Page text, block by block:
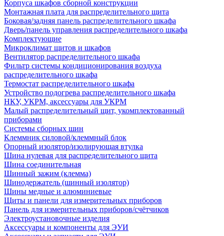
Корпуса шкафов сборной конструкции
Монтажная плата для распределительного щита
Боковая/задняя панель распределительного шкафа
Дверь/панель управления распределительного шкафа
Комплектующие
Микроклимат щитов и шкафов
Вентилятор распределительного шкафа
Фильтр системы кондиционирования воздуха
распределительного шкафа
Термостат распределительного шкафа
Устройство подогрева распределительного шкафа
НКУ, УКРМ, аксессуары для УКРМ
Малый распределительный щит, укомплектованный
приборами
Системы сборных шин
Клеммник силовой/клеммный блок
Опорный изолятор/изолирующая втулка
Шина нулевая для распределительного щита
Шина соединительная
Шинный зажим (клемма)
Шинодержатель (шинный изолятор)
Шины медные и алюминиевые
Щиты и панели для измерительных приборов
Панель для измерительных приборов/счётчиков
Электроустановочные изделия
Аксессуары и компоненты для ЭУИ